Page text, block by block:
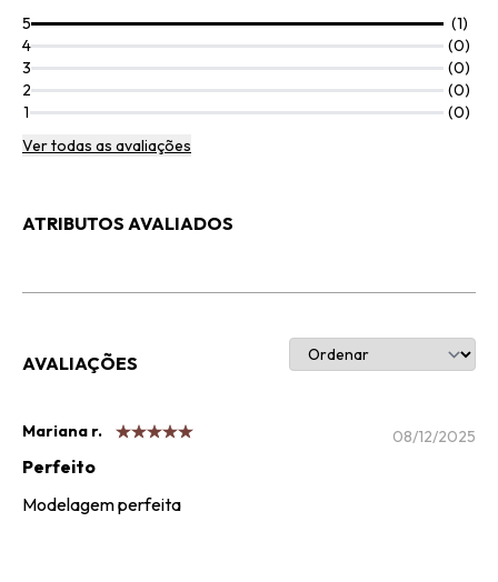
5
(1)
4
(0)
3
(0)
2
(0)
1
(0)
Ver todas as avaliações
ATRIBUTOS AVALIADOS
AVALIAÇÕES
Mariana r. 08/12/2025
Perfeito
Modelagem perfeita